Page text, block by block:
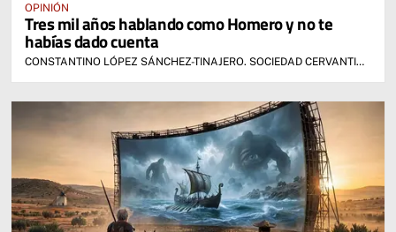
OPINIÓN
Tres mil años hablando como Homero y no te
habías dado cuenta
CONSTANTINO LÓPEZ SÁNCHEZ-TINAJERO. SOCIEDAD CERVANTINA DE ALCÁZAR DE SAN JUAN